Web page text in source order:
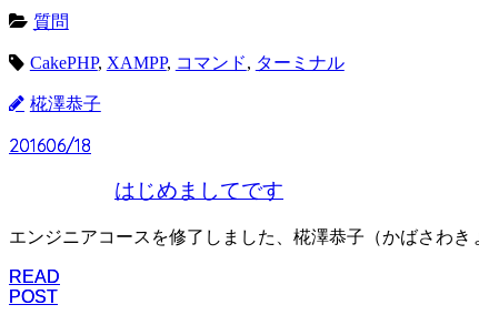
質問
CakePHP, XAMPP, コマンド, ターミナル
椛澤恭子
201606/18
201606/18
はじめましてです
エンジニアコースを修了しました、椛澤恭子（かばさわ
READ
POST
READ
POST